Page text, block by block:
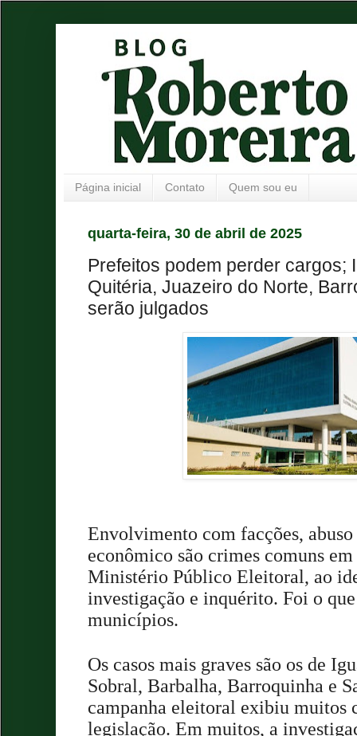
Página inicial Contato Quem sou eu
quarta-feira, 30 de abril de 2025
Prefeitos podem perder cargos;
Quitéria, Juazeiro do Norte,
serão julgados
Envolvimento com facções,
econômico são crimes comuns
Ministério Público Eleitoral, ao
investigação e inquérito. Foi o
municípios.
Os casos mais graves são os de
Sobral, Barbalha, Barroquinha e
campanha eleitoral exibiu muitos
legislação. Em muitos, a